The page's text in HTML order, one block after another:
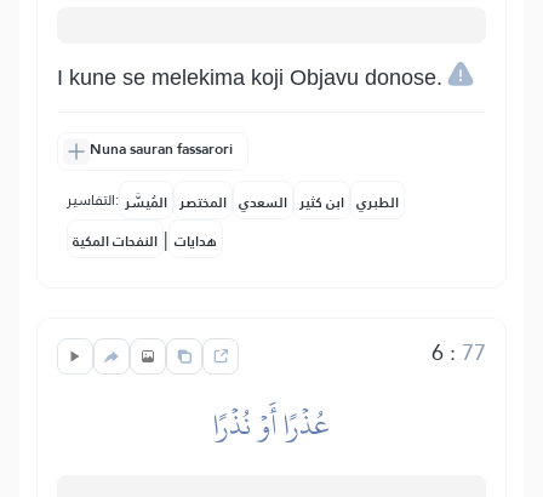
I kune se melekima koji Objavu donose.
Nuna sauran fassarori
التفاسير: المُيسَّر المختصر السعدي ابن كثير الطبري
النفحات المكية | هدايات
6: 77
عُذۡرًا أَوۡ نُذۡرًا